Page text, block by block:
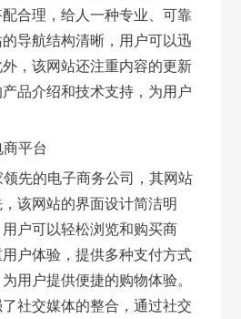
合理，给人一种专业、可靠
导航结构清晰，用户可以迅
，该网站还注重内容的更新
品介绍和技术支持，为用户
平台
先的电子商务公司，其网站
该网站的界面设计简洁明
户可以轻松浏览和购买商
户体验，提供多种支付方式
用户提供便捷的购物体验。
社交媒体的整合，通过社交